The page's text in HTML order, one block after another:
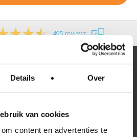
Details Over
van cookies
content en advertenties te
495 reviews